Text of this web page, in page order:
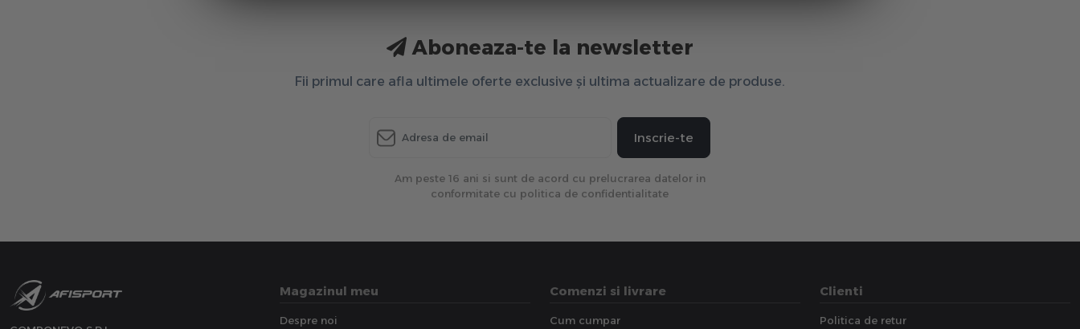
Aboneaza-te la newsletter
Fii primul care afla ultimele oferte exclusive și ultima actualizare de produse.
Inscrie-te
Am peste 16 ani si sunt de acord cu prelucrarea datelor in
conformitate cu politica de confidentialitate
Magazinul meu
Despre noi
Comenzi si livrare
Cum cumpar
Clienti
Politica de retur